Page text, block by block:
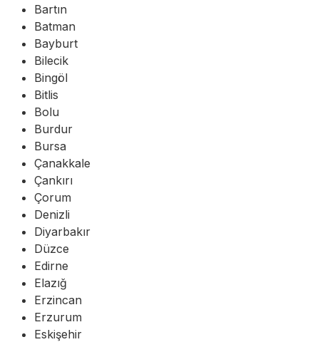
Bartın
Batman
Bayburt
Bilecik
Bingöl
Bitlis
Bolu
Burdur
Bursa
Çanakkale
Çankırı
Çorum
Denizli
Diyarbakır
Düzce
Edirne
Elazığ
Erzincan
Erzurum
Eskişehir